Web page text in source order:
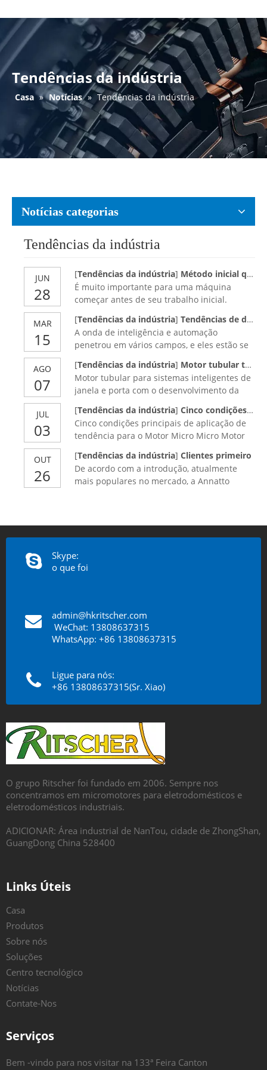
Tendências da indústria
Casa » Notícias » Tendências da indústria
Notícias categorias
Tendências da indústria
JUN
28
[Tendências da indústria] Método inicial quando o motor síncrono está funcionando
É muito importante para uma máquina
começar antes de seu trabalho inicial.
MAR
15
[Tendências da indústria] Tendências de desenvolvimento de micro motor
A onda de inteligência e automação
penetrou em vários campos, e eles estão se
Há oportunidades de mercado sem
precedentes em muitos campos, incluindo
carros inteligentes, eletrodomésticos,
drones, etc., e micro-motores como
componentes centrais também seguem
estas a expansão
AGO
07
[Tendências da indústria] Motor tubular tem uma grande perspectiva de mercado
Motor tubular para sistemas inteligentes de
janela e porta com o desenvolvimento da
tomam importância à qualidade de vida e
experiência pessoal. Na verdade, as pessoas
estão confiando cada vez mais em
tecnologia, e a inteligência de produtos
tornou-se uma grande tendência de
desenvolvimento em t
JUL
03
[Tendências da indústria] Cinco condições principais de aplicação de tendência para motor DC sem escova
Cinco condições principais de aplicação de
tendência para o Motor Micro Micro Motor
desenvolvendo cada vez mais rápida nos
anos de Rencel. Em vez de motor DC, o
motor DC sem escovas apresenta grandes
especialmente no mercado de exportação.
OUT
26
[Tendências da indústria] Clientes primeiro
De acordo com a introdução, atualmente
mais populares no mercado, a Annatto
Skype:
o que foi
admin@hkritscher.com
WeChat: 13808637315
WhatsApp: +86 13808637315
Ligue para nós:
+86 13808637315(Sr. Xiao)
O grupo Ritscher foi fundado em 2006. Sempre nos
concentramos em micromotores para eletrodomésticos e
eletrodomésticos industriais.
ADICIONAR: Área industrial de NanTou, cidade de ZhongShan,
GuangDong China 528400
Links Úteis
Casa
Produtos
Sobre nós
Soluções
Centro tecnológico
Notícias
Contate-Nos
Serviços
Bem -vindo para nos visitar na 133ª Feira Canton